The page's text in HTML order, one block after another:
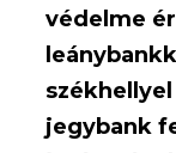
védelme
jegybank